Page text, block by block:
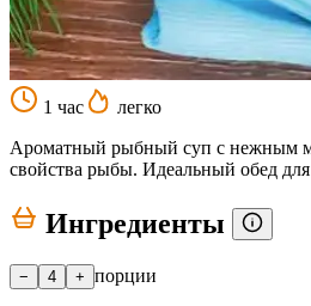
1 час
легко
Ароматный рыбный суп с нежным
свойства рыбы. Идеальный обед
Ингредиенты
− 4 + порции